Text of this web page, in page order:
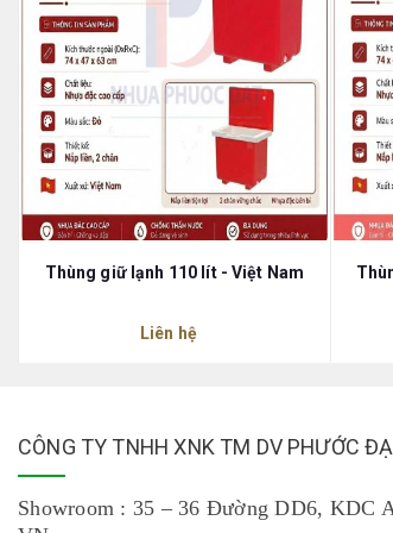
Thùng giữ lạnh 110 lít - Việt Nam
Liên hệ
CÔNG TY TNHH XNK TM DV PHƯỚC
Showroom : 35 – 36 Đường DD6, KDC